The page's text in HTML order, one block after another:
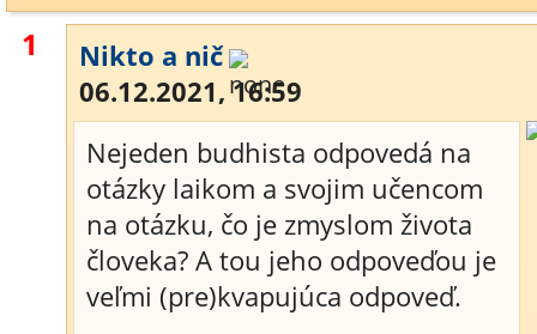
1
Nikto a nič
06.12.2021, 16:59
Nejeden budhista odpovedá na
otázky laikom a svojim učencom
na otázku, čo je zmyslom života
človeka? A tou jeho odpoveďou je
veľmi (pre)kvapujúca odpoveď.